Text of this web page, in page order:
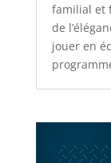
familial et
de
jouer en